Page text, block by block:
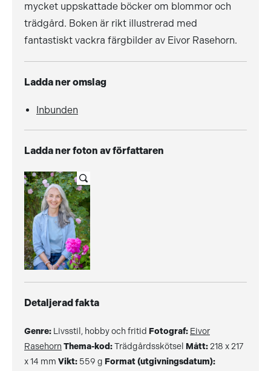
mycket uppskattade böcker om blommor och
trädgård. Boken är rikt illustrerad med
fantastiskt vackra färgbilder av Eivor Rasehorn.
Ladda ner omslag
Inbunden
Ladda ner foton av författaren
Detaljerad fakta
Genre: Livsstil, hobby och fritid Fotograf: Eivor
Rasehorn Thema-kod:Trädgårdsskötsel Mått: 218 x 217
x 14 mm Vikt: 559 g Format (utgivningsdatum):